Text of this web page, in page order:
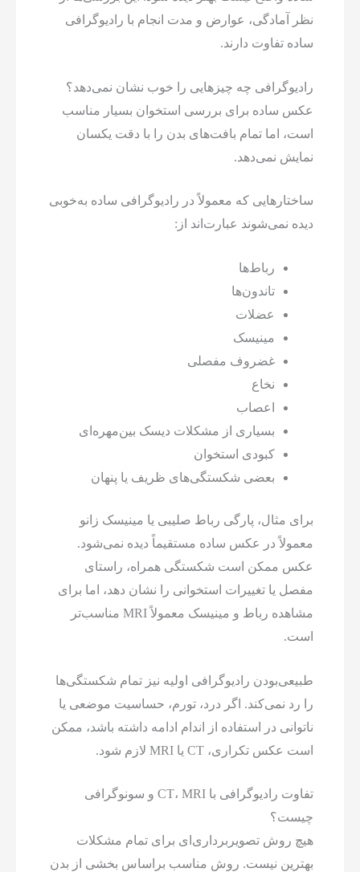
نظر آمادگی، عوارض و مدت انجام با رادیوگرافی
ساده تفاوت دارند.
رادیوگرافی چه چیزهایی را خوب نشان نمی‌دهد؟
عکس ساده برای بررسی استخوان بسیار مناسب
است، اما تمام بافت‌های بدن را با دقت یکسان
نمایش نمی‌دهد.
ساختارهایی که معمولاً در رادیوگرافی ساده به‌خوبی
دیده نمی‌شوند عبارت‌اند از:
رباط‌ها
تاندون‌ها
عضلات
مینیسک
غضروف مفصلی
نخاع
اعصاب
بسیاری از مشکلات دیسک بین‌مهره‌ای
کبودی استخوان
بعضی شکستگی‌های ظریف یا پنهان
برای مثال، پارگی رباط صلیبی یا مینیسک زانو
معمولاً در عکس ساده مستقیماً دیده نمی‌شود.
عکس ممکن است شکستگی همراه، راستای
مفصل یا تغییرات استخوانی را نشان دهد، اما برای
مشاهده رباط و مینیسک معمولاً MRI مناسب‌تر
است.
طبیعی‌بودن رادیوگرافی اولیه نیز تمام شکستگی‌ها
را رد نمی‌کند. اگر درد، تورم، حساسیت موضعی یا
ناتوانی در استفاده از اندام ادامه داشته باشد، ممکن
است عکس تکراری، CT یا MRI لازم شود.
تفاوت رادیوگرافی با CT، MRI و سونوگرافی
چیست؟
هیچ روش تصویربرداری‌ای برای تمام مشکلات
بهترین نیست. روش مناسب براساس بخشی از بدن